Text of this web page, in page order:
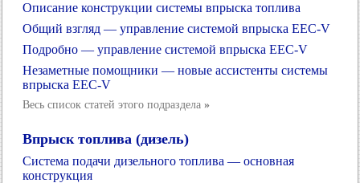
Описание конструкции системы впрыска топлива
Общий взгляд — управление системой впрыска EEC-V
Подробно — управление системой впрыска EEC-V
Незаметные помощники — новые ассистенты системы
впрыска EEC-V
Весь список статей этого подраздела »
Впрыск топлива (дизель)
Система подачи дизельного топлива — основная
конструкция